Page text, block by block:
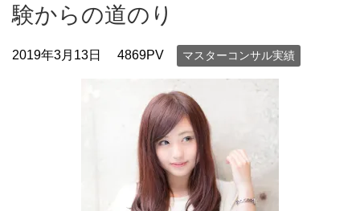
験からの道のり
2019年3月13日 4869PV マスターコンサル実績